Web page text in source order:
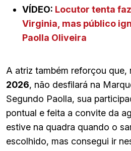
VÍDEO: Locutor tenta
Virginia, mas público
Paolla Oliveira
A atriz também reforçou que,
2026, não desfilará na
Segundo Paolla, sua
pontual e feita a convite da
estive na quadra quando o
escolhido, mas consegui ir